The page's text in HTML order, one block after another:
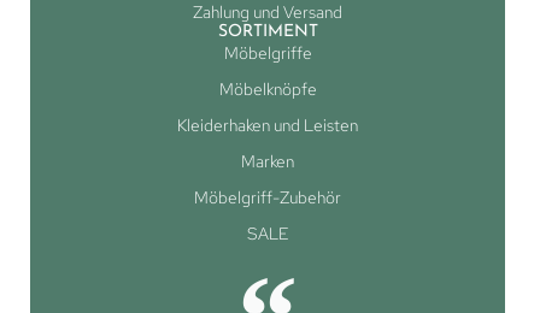
Zahlung und Versand
SORTIMENT
Möbelgriffe
Möbelknöpfe
Kleiderhaken und Leisten
Marken
Möbelgriff-Zubehör
SALE